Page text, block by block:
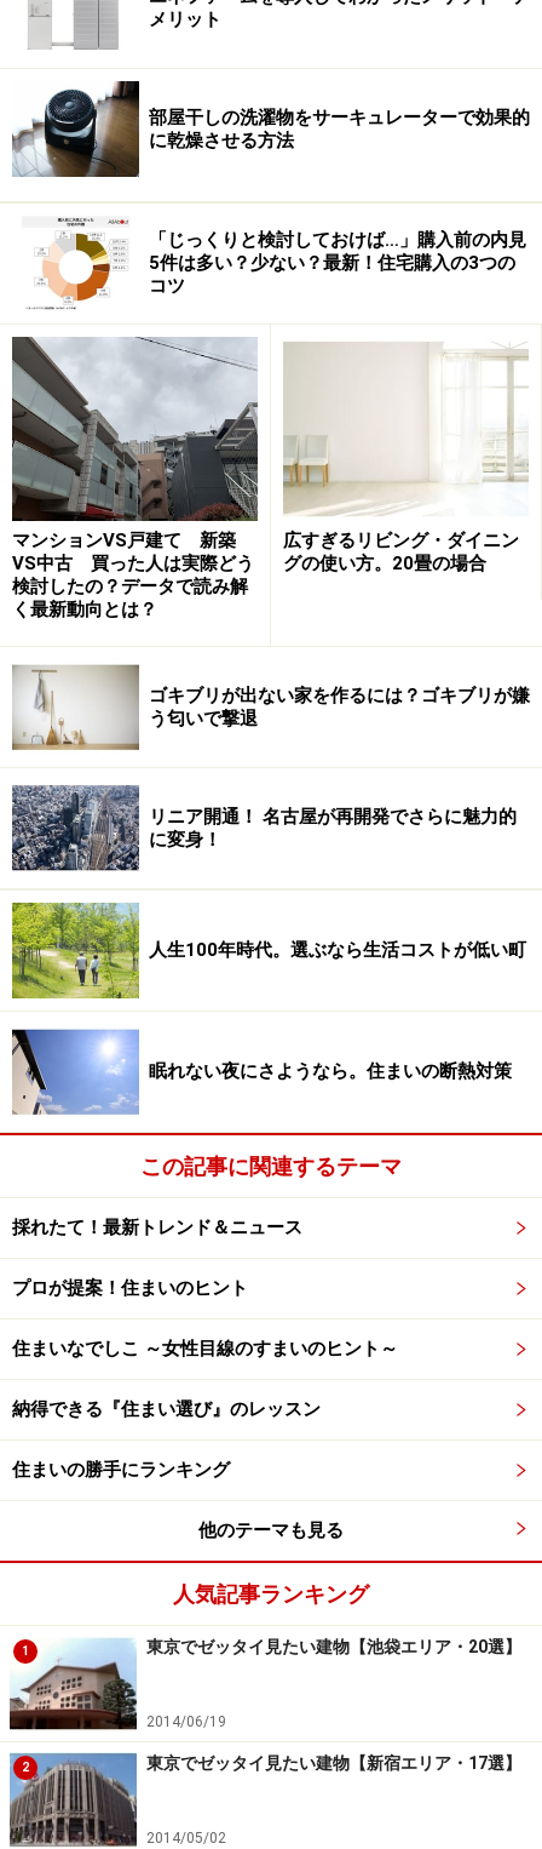
メリット
部屋干しの洗濯物をサーキュレーターで効果的
に乾燥させる方法
「じっくりと検討しておけば…」購入前の内見
5件は多い？少ない？最新！住宅購入の3つの
コツ
マンションVS戸建て 新築
VS中古 買った人は実際どう
検討したの？データで読み解
く最新動向とは？
広すぎるリビング・ダイニン
グの使い方。20畳の場合
ゴキブリが出ない家を作るには？ゴキブリが嫌
う匂いで撃退
リニア開通！ 名古屋が再開発でさらに魅力的
に変身！
人生100年時代。選ぶなら生活コストが低い町
眠れない夜にさようなら。住まいの断熱対策
この記事に関連するテーマ
採れたて！最新トレンド＆ニュース
プロが提案！住まいのヒント
住まいなでしこ ～女性目線のすまいのヒント～
納得できる『住まい選び』のレッスン
住まいの勝手にランキング
他のテーマも見る
人気記事ランキング
1 東京でゼッタイ見たい建物【池袋エリア・20選】
2014/06/19
2 東京でゼッタイ見たい建物【新宿エリア・17選】
2014/05/02